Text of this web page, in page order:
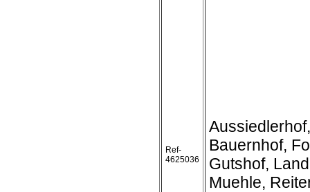
Ref-
4625036
Bauernhof,
Gutshof,
Muehle,